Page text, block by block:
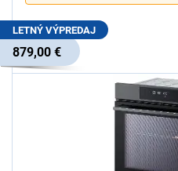
LETNÝ VÝPREDAJ
879,00 €